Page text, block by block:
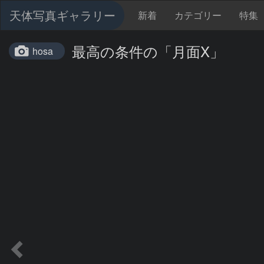
天体写真ギャラリー 新着 カテゴリー 特集
hosa 最高の条件の「月面X」